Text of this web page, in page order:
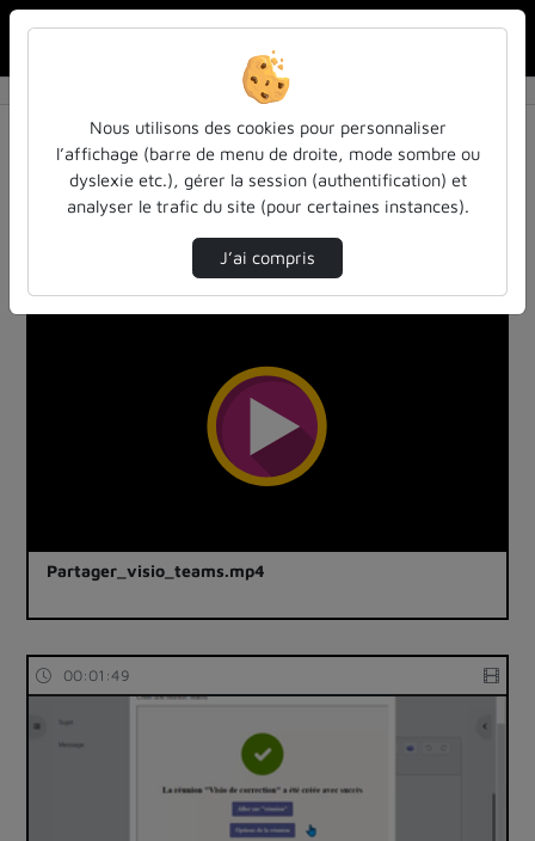
21 vidéos trouvées
Audio Vidéo Statistiques de vues
Direction de tri
00:02:45
Partager_visio_teams.mp4
00:01:49
Nous utilisons des cookies pour personnaliser
l’affichage (barre de menu de droite, mode sombre ou
dyslexie etc.), gérer la session (authentification) et
analyser le trafic du site (pour certaines instances).
J’ai compris